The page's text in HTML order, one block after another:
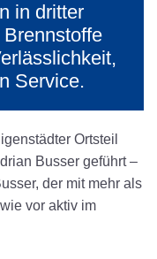
in dritter
Service.
Ortsteil
Busser geführt –
der mit mehr als
vor aktiv im